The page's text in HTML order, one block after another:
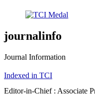
journalinfo
Journal Information
Indexed in TCI
Editor-in-Chief : Associate